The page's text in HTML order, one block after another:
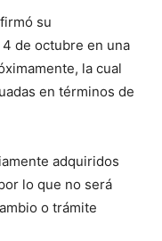
su
de octubre en una
la cual
en términos de
adquiridos
lo que no será
o trámite